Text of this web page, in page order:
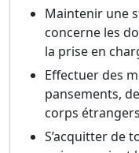
Maintenir une
concerne les
la prise en
Effectuer des
pansements,
corps
S’acquitter de